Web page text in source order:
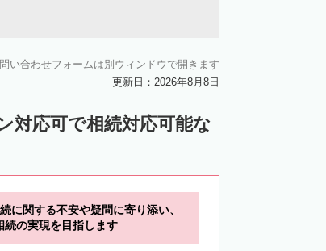
い合わせフォームは別ウィンドウで開きます
更新日：2026年8月8日
対応可で相続対応可能な
に関する不安や疑問に寄り添い、
続の実現を目指します